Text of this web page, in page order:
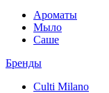
Ароматы
Мыло
Саше
Бренды
Culti Milano